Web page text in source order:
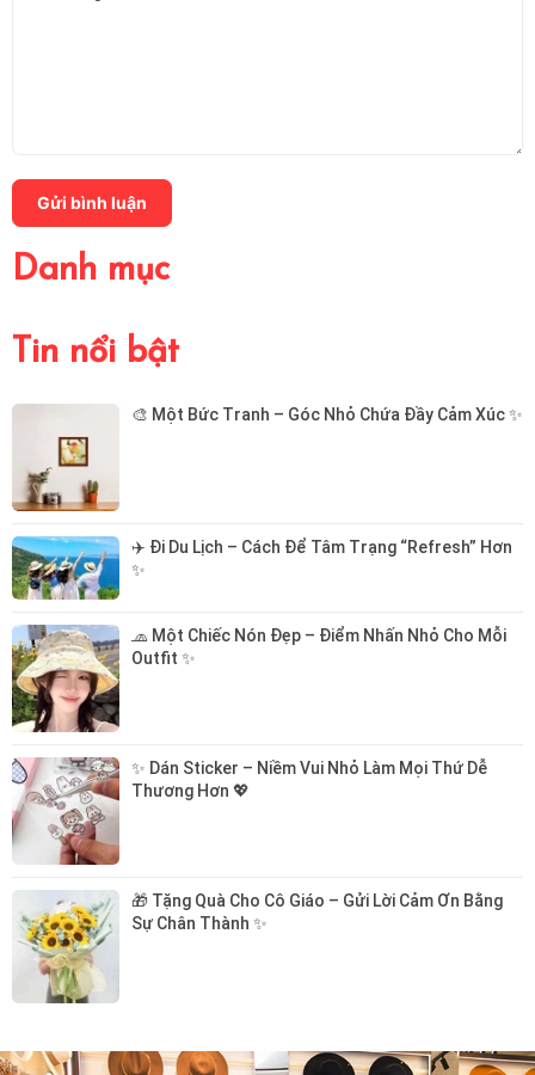
Gửi bình luận
Danh mục
Tin nổi bật
🎨 Một Bức Tranh – Góc Nhỏ Chứa Đầy Cảm Xúc ✨
✈️ Đi Du Lịch – Cách Để Tâm Trạng “Refresh” Hơn
✨
🧢 Một Chiếc Nón Đẹp – Điểm Nhấn Nhỏ Cho Mỗi
Outfit ✨
✨ Dán Sticker – Niềm Vui Nhỏ Làm Mọi Thứ Dễ
Thương Hơn 💖
🎁 Tặng Quà Cho Cô Giáo – Gửi Lời Cảm Ơn Bằng
Sự Chân Thành ✨